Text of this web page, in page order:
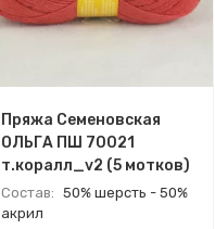
Пряжа Семеновская
ОЛЬГА ПШ 70021
т.коралл_v2 (5 мотков)
Состав: 50% шерсть - 50%
акрил